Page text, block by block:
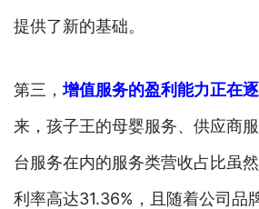
提供了新的基础。
第三，增值服务的盈利能力正在逐
来，孩子王的母婴服务、供应商
台服务在内的服务类营收占比虽
利率高达31.36%，且随着公司品